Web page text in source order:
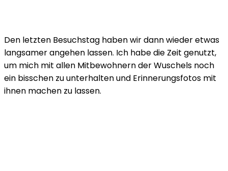
Den letzten Besuchstag haben wir dann wieder etwas
langsamer angehen lassen. Ich habe die Zeit genutzt,
um mich mit allen Mitbewohnern der Wuschels noch
ein bisschen zu unterhalten und Erinnerungsfotos mit
ihnen machen zu lassen.